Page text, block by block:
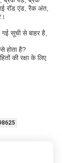
रॉड एंड, रैक अंत,
सूची से बाहर है,
होता है?
की रक्षा के लिए